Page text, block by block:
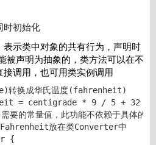
时初始化
表示类中对象的共有行为，声明时
被声明为抽象的，类方法可以在不
调用，也可用类实例调用
转换成华氏温度(fahrenheit)
= centigrade * 9 / 5 + 32
要的常量值，此功能不依赖于具体的
放在类Converter中
{